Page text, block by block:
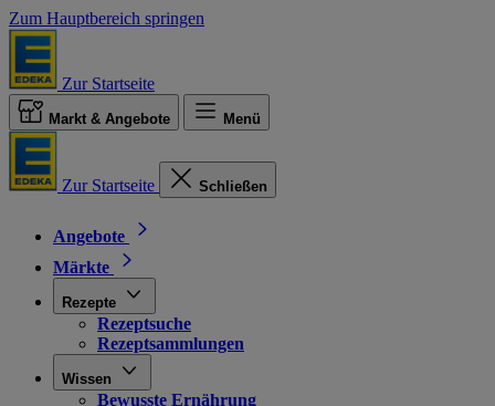
Zum Hauptbereich springen
Zur Startseite
Markt & Angebote Menü
Zur Startseite Schließen
Angebote
Märkte
Rezepte
Rezeptsuche
Rezeptsammlungen
Wissen
Bewusste Ernährung